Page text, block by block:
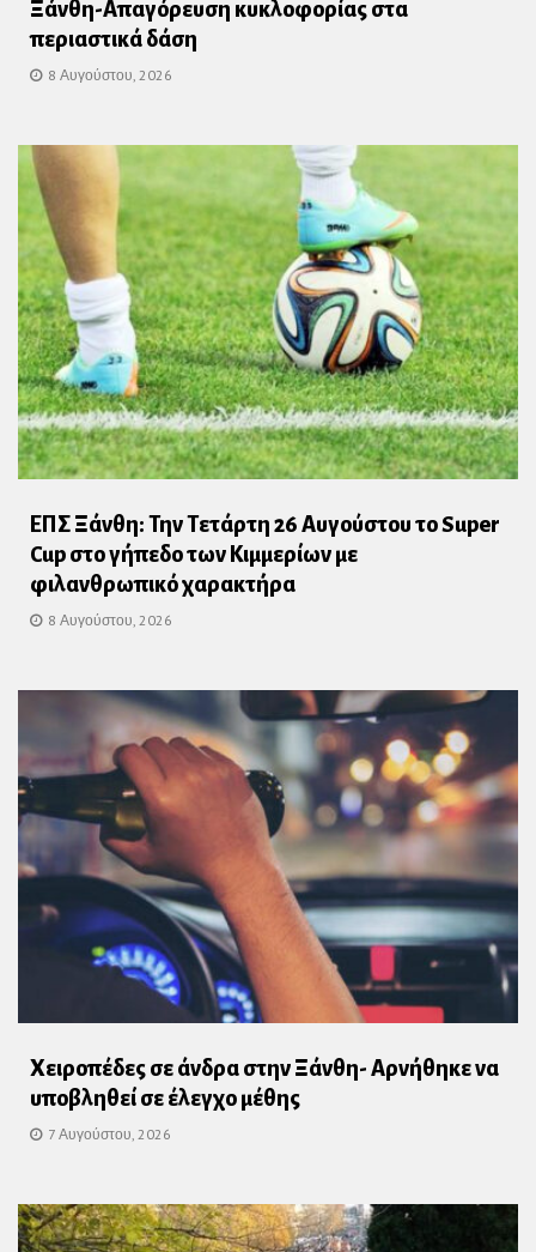
Ξάνθη-Απαγόρευση κυκλοφορίας στα
περιαστικά δάση
8 Αυγούστου, 2026
ΕΠΣ Ξάνθη: Την Τετάρτη 26 Αυγούστου το Super
Cup στο γήπεδο των Κιμμερίων με
φιλανθρωπικό χαρακτήρα
8 Αυγούστου, 2026
Χειροπέδες σε άνδρα στην Ξάνθη- Αρνήθηκε να
υποβληθεί σε έλεγχο μέθης
7 Αυγούστου, 2026